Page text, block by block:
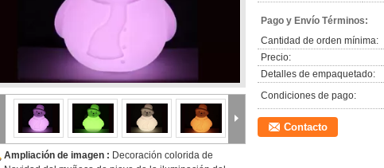
Ampliación de imagen : Decoración colorida de
Pago y Envío Términos:
Cantidad de orden mínima:
Precio:
Detalles de empaquetado:
Condiciones de pago:
Contacto